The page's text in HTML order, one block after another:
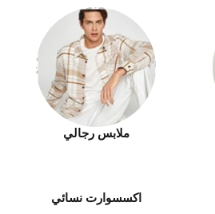
ملابس رجالي
اكسسوارت نسائي